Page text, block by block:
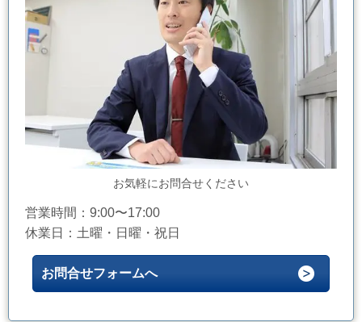
お気軽にお問合せください
営業時間：9:00〜17:00
休業日：土曜・日曜・祝日
お問合せフォームへ